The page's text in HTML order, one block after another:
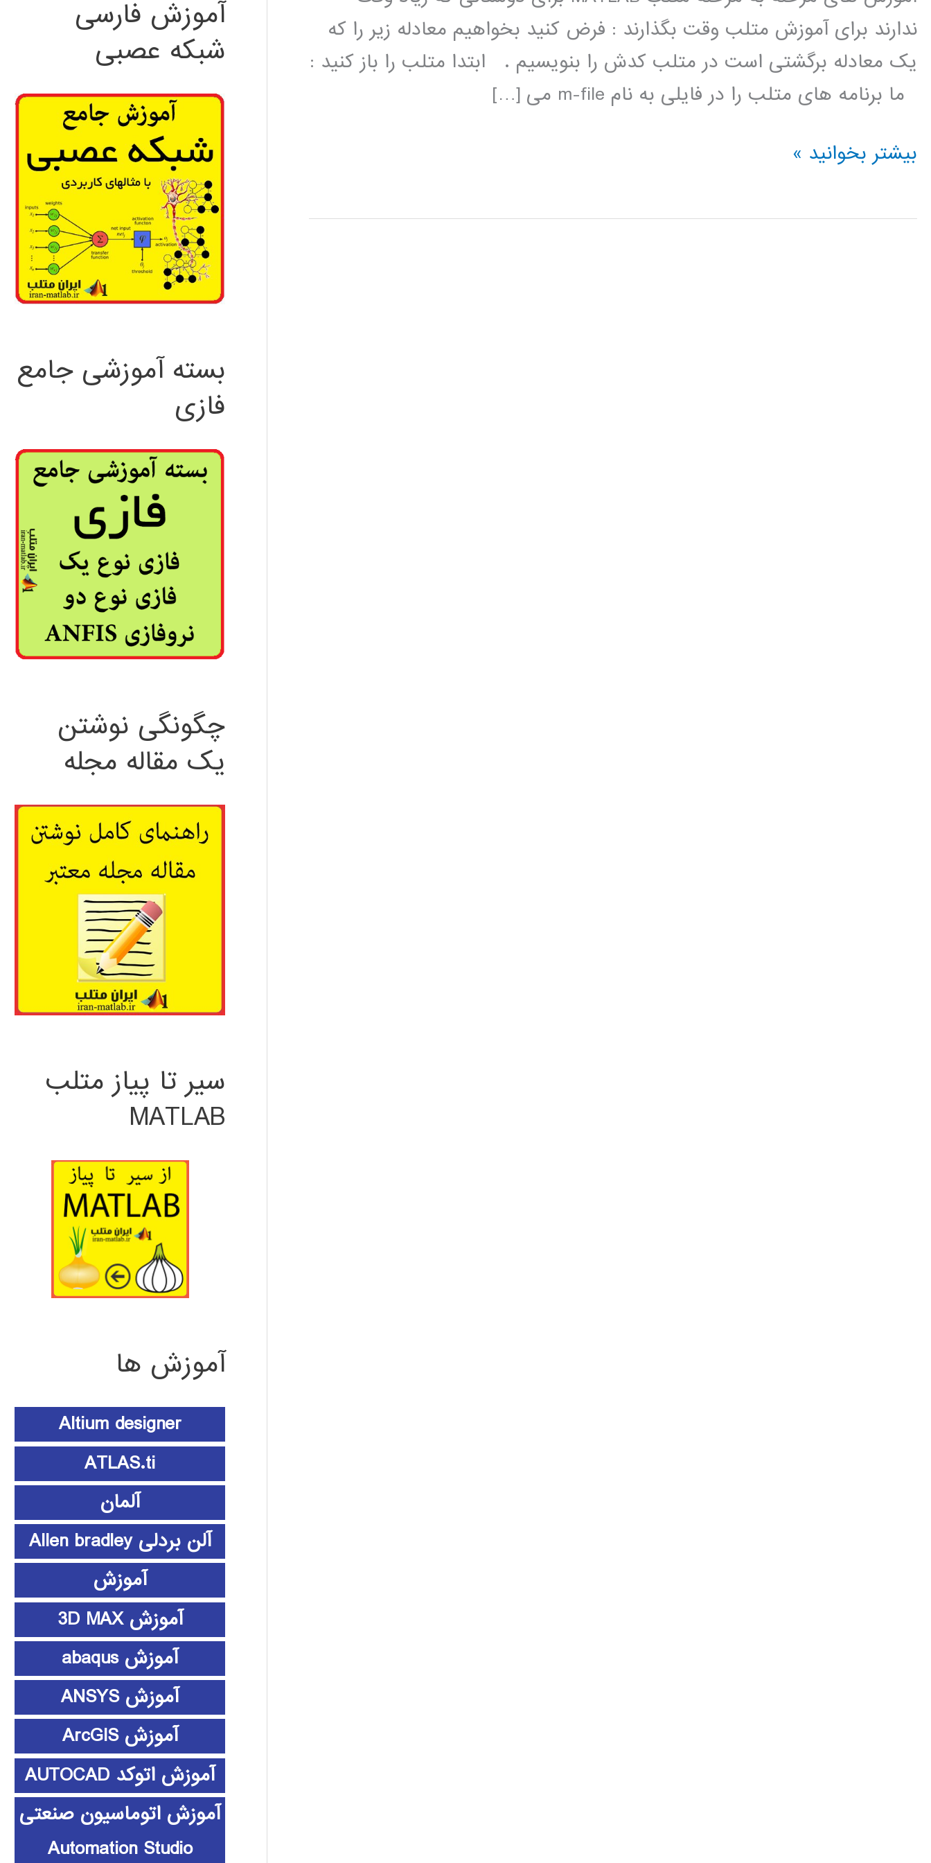
ندارند برای آموزش متلب وقت بگذارند : فرض کنید بخواهیم معادله زیر را که
یک معادله برگشتی است در متلب کدش را بنویسیم . ابتدا متلب را باز کنید :
ما برنامه های متلب را در فایلی به نام m-file می […]
آموزشهای
متلب
بیشتر بخوانید »
آموزش فارسی
شبکه عصبی
بسته آموزشی جامع
فازی
چگونگی نوشتن
یک مقاله مجله
سیر تا پیاز متلب
MATLAB
آموزش ها
Altium designer
ATLAS.ti
آلمان
آلن بردلی Allen bradley
آموزش
آموزش 3D MAX
آموزش abaqus
آموزش ANSYS
آموزش ArcGIS
آموزش اتوکد AUTOCAD
آموزش اتوماسیون صنعتی
Automation Studio